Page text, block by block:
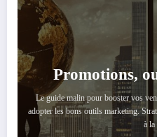
Promotions,
Le guide malin pour booster vos
adopter les bons outils marketing.
à la